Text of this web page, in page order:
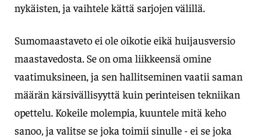
nykäisten, ja vaihtele kättä sarjojen välillä.
Sumomaastaveto ei ole oikotie eikä huijausversio
maastavedosta. Se on oma liikkeensä omine
vaatimuksineen, ja sen hallitseminen vaatii saman
määrän kärsivällisyyttä kuin perinteisen tekniikan
opettelu. Kokeile molempia, kuuntele mitä keho
sanoo, ja valitse se joka toimii sinulle - ei se joka